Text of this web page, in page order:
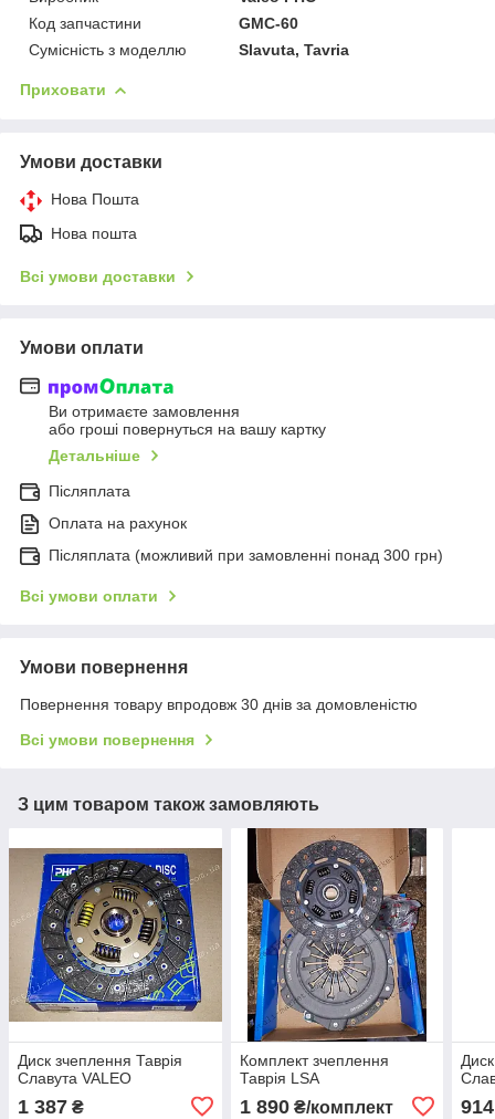
Код запчастини
GMC-60
Сумісність з моделлю
Slavuta, Tavria
Приховати
Умови доставки
Нова Пошта
Нова пошта
Всі умови доставки
Умови оплати
Ви отримаєте замовлення
або гроші повернуться на вашу картку
Детальніше
Післяплата
Оплата на рахунок
Післяплата (можливий при замовленні понад 300 грн)
Всі умови оплати
Умови повернення
Повернення товару впродовж 30 днів за домовленістю
Всі умови повернення
З цим товаром також замовляють
Диск зчеплення Таврія
Славута VALEO
1 387 ₴
Комплект зчеплення
Таврія LSA
1 890₴/комплект 914